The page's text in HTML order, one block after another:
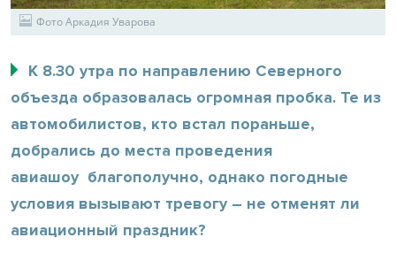
Фото Аркадия Уварова
К 8.30 утра по направлению Северного
объезда образовалась огромная пробка. Те из
автомобилистов, кто встал пораньше,
добрались до места проведения
авиашоу благополучно, однако погодные
условия вызывают тревогу – не отменят ли
авиационный праздник?